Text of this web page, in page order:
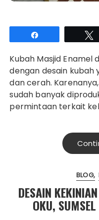
Kubah Masjid Enamel
dengan desain
dan cerah.
sudah banyak
permintaan terkait
BLOG
DESAIN
OKU,